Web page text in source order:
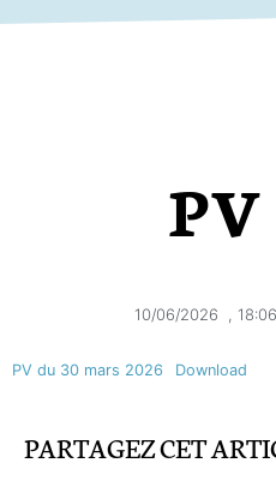
PV
10/06/2026 18:06
PV du 30 mars 2026 Download
PARTAGEZ CET